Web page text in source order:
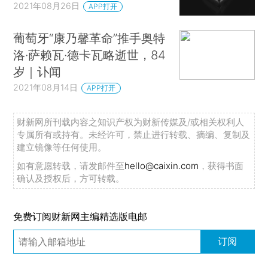
2021年08月26日 APP打开
葡萄牙“康乃馨革命”推手奥特
洛·萨赖瓦·德卡瓦略逝世，84
岁｜讣闻
2021年08月14日 APP打开
财新网所刊载内容之知识产权为财新传媒及/或相关权利人
专属所有或持有。未经许可，禁止进行转载、摘编、复制及
建立镜像等任何使用。
如有意愿转载，请发邮件至hello@caixin.com ，获得书面
确认及授权后，方可转载。
免费订阅财新网主编精选版电邮
订阅